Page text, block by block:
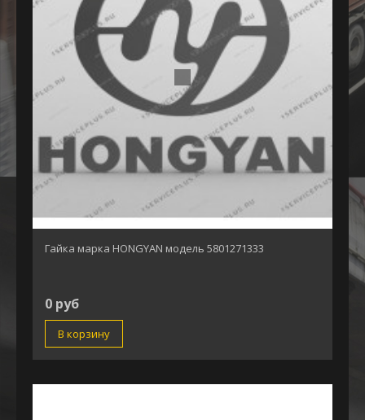
Гайка марка HONGYAN модель 5801271333
0 руб
В корзину